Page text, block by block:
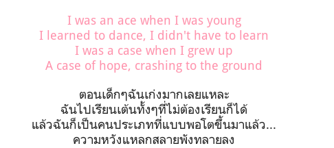
I was an ace when I was young
I learned to dance, I didn't have to learn
I was a case when I grew up
A case of hope, crashing to the ground
ตอนเด็กๆฉันเก่งมากเลยแหละ
ฉันไปเรียนเต้นทั้งๆที่ไม่ต้องเรียนก็ได้
แล้วฉันก็เป็นคนประเภทที่แบบพอโตขึ้นมาแล้ว...
ความหวังแหลกสลายพังทลายลง